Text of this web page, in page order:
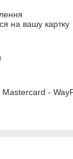
на вашу картку
-